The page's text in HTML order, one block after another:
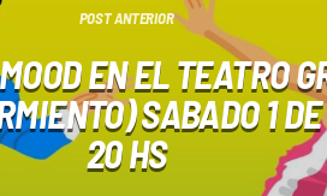
POST ANTERIOR
EN EL TEATRO
SABADO 1
20 HS